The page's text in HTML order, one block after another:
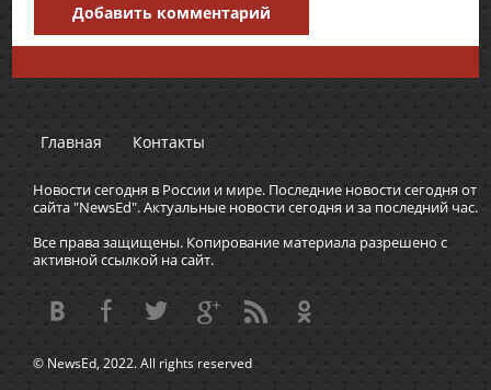
Добавить комментарий
Главная Контакты
Новости сегодня в России и мире. Последние новости сегодня от
сайта "NewsEd". Актуальные новости сегодня и за последний час.
Все права защищены. Копирование материала разрешено с
активной ссылкой на сайт.
© NewsEd, 2022. All rights reserved